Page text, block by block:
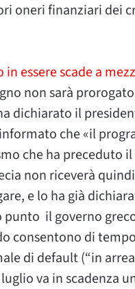
oneri finanziari dei
essere scade a
non sarà
dichiarato il
che «il
che ha preceduto
non riceverà
e lo ha già
il governo
consentono di
di default (“in
va in scadenza